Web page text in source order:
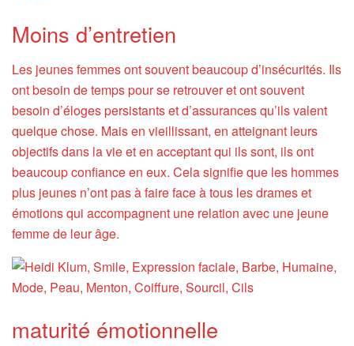
Moins d’entretien
Les jeunes femmes ont souvent beaucoup d’insécurités. Ils
ont besoin de temps pour se retrouver et ont souvent
besoin d’éloges persistants et d’assurances qu’ils valent
quelque chose. Mais en vieillissant, en atteignant leurs
objectifs dans la vie et en acceptant qui ils sont, ils ont
beaucoup confiance en eux. Cela signifie que les hommes
plus jeunes n’ont pas à faire face à tous les drames et
émotions qui accompagnent une relation avec une jeune
femme de leur âge.
maturité émotionnelle